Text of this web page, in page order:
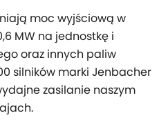
moc wyjściową w
MW na jednostkę i
oraz innych paliw
silników marki Jenbacher
zasilanie naszym